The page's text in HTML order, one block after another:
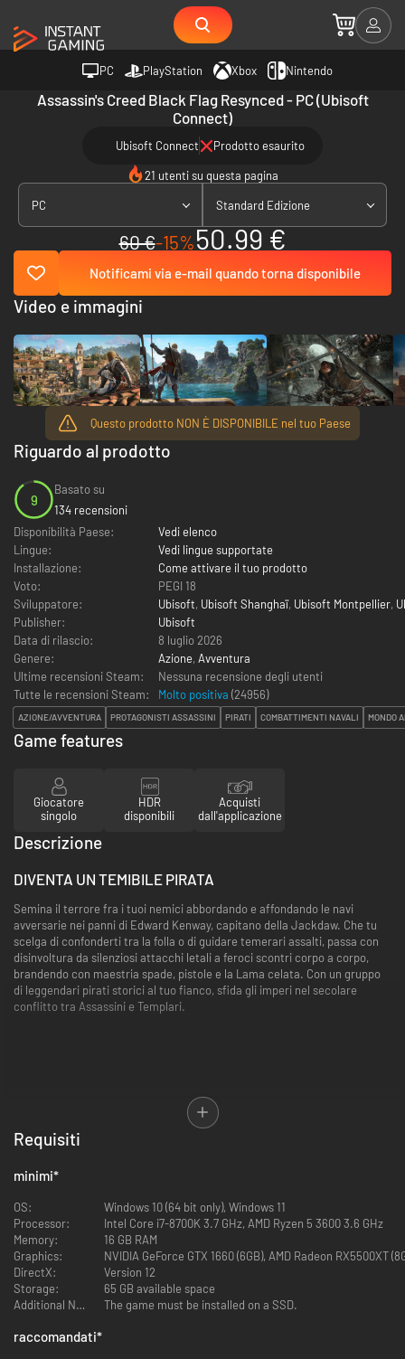
PC PlayStation Xbox Nintendo
Assassin's Creed Black Flag Resynced - PC (Ubisoft
Connect)
Ubisoft Connect Prodotto esaurito
21 utenti su questa pagina
PC Standard Edizione
60 €-15%50.99 €
Notificami via e-mail quando torna disponibile
Questo prodotto NON È DISPONIBILE nel tuo Paese
Riguardo al prodotto
9
Basato su
134 recensioni
Disponibilità Paese:
Vedi elenco
Lingue:
Vedi lingue supportate
Installazione:
Come attivare il tuo prodotto
Voto:
PEGI 18
Sviluppatore:
Ubisoft, Ubisoft Shanghaï, Ubisoft Montpellier,
Publisher:
Ubisoft
Data di rilascio:
8 luglio 2026
Genere:
Azione, Avventura
Ultime recensioni Steam:
Nessuna recensione degli utenti
Tutte le recensioni Steam:
Molto positiva (24956)
AZIONE/AVVENTURA PROTAGONISTI ASSASSINI PIRATI COMBATTIMENTI NAVALI MONDO
Video e immagini
Game features
Giocatore
singolo
HDR
disponibili
Acquisti
dall'applicazione
Descrizione
DIVENTA UN TEMIBILE PIRATA
Semina il terrore fra i tuoi nemici abbordando e affondando le navi
avversarie nei panni di Edward Kenway, capitano della Jackdaw. Che tu
scelga di confonderti tra la folla o di guidare temerari assalti, passa con
disinvoltura da silenziosi attacchi letali a feroci scontri corpo a corpo,
brandendo con maestria spade, pistole e la Lama celata. Con un gruppo
di leggendari pirati storici al tuo fianco, sfida gli imperi nel secolare
conflitto tra Assassini e Templari.
UN CLASSICO RIELABORATO PER UN'ESPERIENZA
MIGLIORATA
dando più spazio alle parate e agli abbattimenti, mentre la furtività e il
Requisiti
minimi*
OS:
Windows 10 (64 bit only), Windows 11
Processor:
Intel Core i7-8700K 3.7 GHz, AMD Ryzen 5 3600 3.6 GHz
Memory:
16 GB RAM
Graphics:
NVIDIA GeForce GTX 1660 (6GB), AMD Radeon RX5500XT
DirectX:
Version 12
Storage:
65 GB available space
Additional Notes:
The game must be installed on a SSD.
raccomandati*